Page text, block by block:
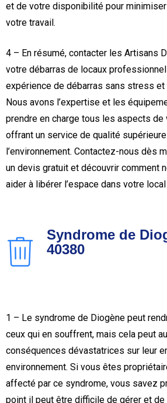
et de votre disponibilité pour
votre travail.
4 – En résumé, contacter les Artisans
votre débarras de locaux
expérience de débarras sans stress
Nous avons l’expertise et les
prendre en charge tous les aspects de
offrant un service de qualité
l’environnement. Contactez-nous dès
un devis gratuit et découvrir comment
aider à libérer l’espace dans votre
Syndrome de
40380
1 – Le syndrome de Diogène peut
ceux qui en souffrent, mais cela peut
conséquences dévastatrices sur leur
environnement. Si vous êtes
affecté par ce syndrome, vous savez
point il peut être difficile de gérer et